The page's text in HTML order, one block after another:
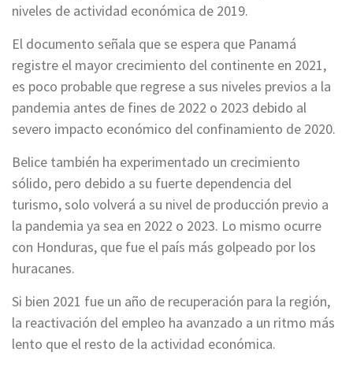
niveles de actividad económica de 2019.
El documento señala que se espera que Panamá
registre el mayor crecimiento del continente en 2021,
es poco probable que regrese a sus niveles previos a la
pandemia antes de fines de 2022 o 2023 debido al
severo impacto económico del confinamiento de 2020.
Belice también ha experimentado un crecimiento
sólido, pero debido a su fuerte dependencia del
turismo, solo volverá a su nivel de producción previo a
la pandemia ya sea en 2022 o 2023. Lo mismo ocurre
con Honduras, que fue el país más golpeado por los
huracanes.
Si bien 2021 fue un año de recuperación para la región,
la reactivación del empleo ha avanzado a un ritmo más
lento que el resto de la actividad económica.